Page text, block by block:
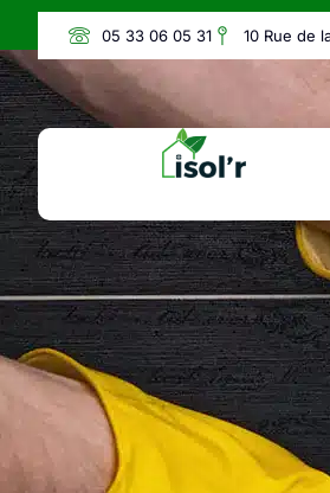
05 33 06 05 31 10 Rue de